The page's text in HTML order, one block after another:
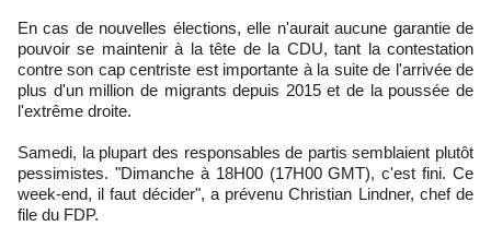
En cas de nouvelles élections, elle n'aurait aucune garantie de
pouvoir se maintenir à la tête de la CDU, tant la contestation
contre son cap centriste est importante à la suite de l'arrivée de
plus d'un million de migrants depuis 2015 et de la poussée de
l'extrême droite.
Samedi, la plupart des responsables de partis semblaient plutôt
pessimistes. "Dimanche à 18H00 (17H00 GMT), c'est fini. Ce
week-end, il faut décider", a prévenu Christian Lindner, chef de
file du FDP.